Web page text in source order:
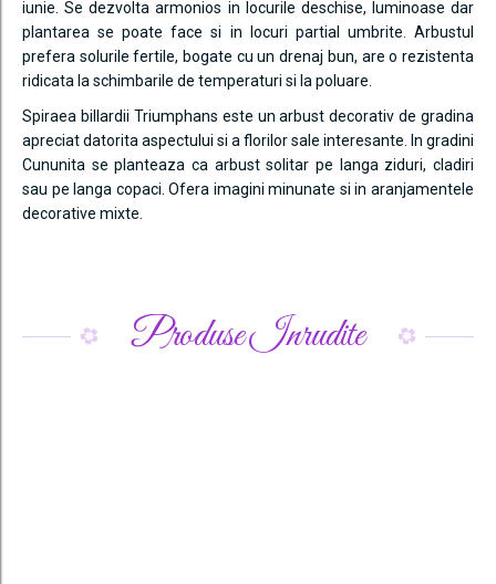
iunie. Se dezvolta armonios in locurile deschise, luminoase dar
plantarea se poate face si in locuri partial umbrite. Arbustul
prefera solurile fertile, bogate cu un drenaj bun, are o rezistenta
ridicata la schimbarile de temperaturi si la poluare.
Spiraea billardii Triumphans este un arbust decorativ de gradina
apreciat datorita aspectului si a florilor sale interesante. In gradini
Cununita se planteaza ca arbust solitar pe langa ziduri, cladiri
sau pe langa copaci. Ofera imagini minunate si in aranjamentele
decorative mixte.
Produse Inrudite